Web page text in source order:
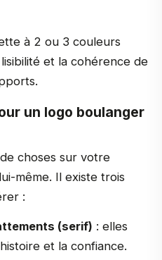
à 2 ou 3 couleurs
et la cohérence de
un logo boulanger
choses sur votre
même. Il existe trois
:
(serif) : elles
et la confiance.